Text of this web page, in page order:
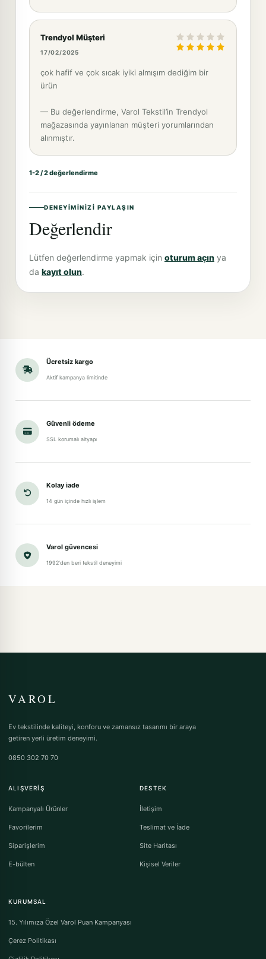
Trendyol Müşteri
17/02/2025
çok hafif ve çok sıcak iyiki almışım dediğim bir
ürün
— Bu değerlendirme, Varol Tekstil’in Trendyol
mağazasında yayınlanan müşteri yorumlarından
alınmıştır.
1-2 / 2 değerlendirme
DENEYIMINIZI PAYLAŞIN
Değerlendir
Lütfen değerlendirme yapmak için oturum açın ya
da kayıt olun.
Ücretsiz kargo
Aktif kampanya limitinde
Güvenli ödeme
SSL korumalı altyapı
Kolay iade
14 gün içinde hızlı işlem
Varol güvencesi
1992'den beri tekstil deneyimi
VAROL
Ev tekstilinde kaliteyi, konforu ve zamansız tasarımı bir araya
getiren yerli üretim deneyimi.
0850 302 70 70
ALIŞVERIŞ
Kampanyalı Ürünler
Favorilerim
Siparişlerim
E-bülten
DESTEK
İletişim
Teslimat ve İade
Site Haritası
Kişisel Veriler
KURUMSAL
15. Yılımıza Özel Varol Puan Kampanyası
Çerez Politikası